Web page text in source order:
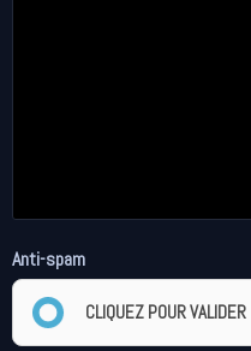
Anti-spam
CLIQUEZ POUR VALIDER